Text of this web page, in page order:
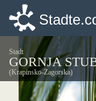
Stadt
GORNJA
(Krapinsko-Zagorska)